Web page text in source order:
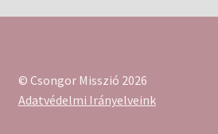
© Csongor Misszió 2026
Adatvédelmi Irányelveink